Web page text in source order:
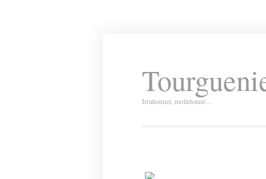
Irrationnel, molletonné…